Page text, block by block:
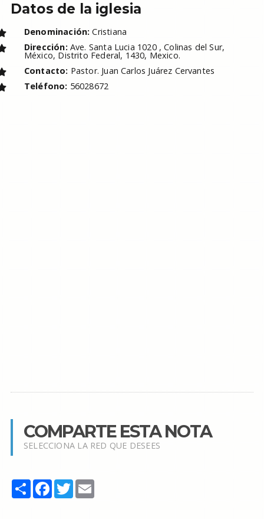
Datos de la iglesia
Denominación: Cristiana
Dirección: Ave. Santa Lucia 1020 , Colinas del Sur,
México, Distrito Federal, 1430, Mexico.
Contacto: Pastor. Juan Carlos Juárez Cervantes
Teléfono: 56028672
COMPARTE ESTA NOTA
SELECCIONA LA RED QUE DESEES
Share Facebook
TwitterEmail